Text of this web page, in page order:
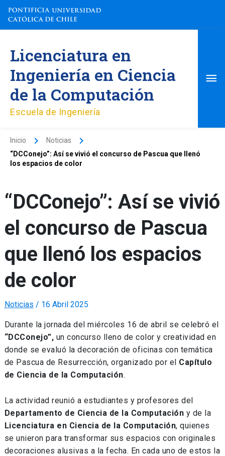
contenido
Licenciatura en
Ingeniería en Ciencia
de la Computación
Escuela de Ingeniería
Inicio
Noticias
“DCConejo”: Así se vivió el concurso de Pascua que llenó
los espacios de color
“DCConejo”: Así se vivió
el concurso de Pascua
que llenó los espacios
de color
Noticias / 16 Abril 2025
Durante la jornada del miércoles 16 de abril se celebró el
“DCConejo”, un concurso lleno de color y creatividad en
donde se evaluó la decoración de oficinas con temática
de Pascua de Resurrección, organizado por el Capítulo
de Ciencia de la Computación.
La actividad reunió a estudiantes y profesores del
Departamento de Ciencia de la Computación y de la
Licenciatura en Ciencia de la Computación, quienes
se unieron para transformar sus espacios con originales
decoraciones alusivas a la fecha. En cada uno de estos la